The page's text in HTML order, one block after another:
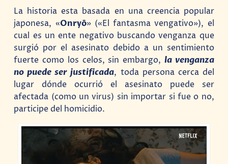
La historia esta basada en una creencia popular
japonesa, «Onryō» («El fantasma vengativo»), el
cual es un ente negativo buscando venganza que
surgió por el asesinato debido a un sentimiento
fuerte como los celos, sin embargo, la venganza
no puede ser justificada, toda persona cerca del
lugar dónde ocurrió el asesinato puede ser
afectada (como un virus) sin importar si fue o no,
participe del homicidio.